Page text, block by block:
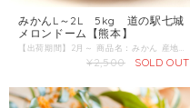
みかんL～2L 5kg 道の駅七城
メロンドーム【熊本】
¥2,500 SOLD OUT